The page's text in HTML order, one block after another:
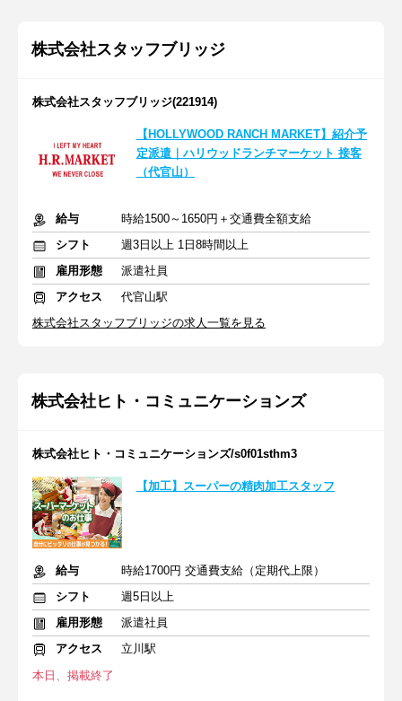
株式会社スタッフブリッジ
株式会社スタッフブリッジ(221914)
【HOLLYWOOD RANCH MARKET】紹介予
定派遣｜ハリウッドランチマーケット 接客
（代官山）
給与
時給1500～1650円＋交通費全額支給
シフト
週3日以上 1日8時間以上
雇用形態
派遣社員
アクセス
代官山駅
株式会社スタッフブリッジの求人一覧を見る
株式会社ヒト・コミュニケーションズ
株式会社ヒト・コミュニケーションズ/s0f01sthm3
【加工】スーパーの精肉加工スタッフ
給与
時給1700円 交通費支給（定期代上限）
シフト
週5日以上
雇用形態
派遣社員
アクセス
立川駅
本日、掲載終了